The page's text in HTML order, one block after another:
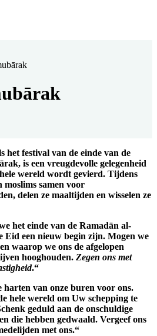
het festival van de einde van de
is een vreugdevolle gelegenheid
wereld wordt gevierd. Tijdens
moslims samen voor
delen ze maaltijden en wisselen ze
het einde van de Ramadān al-
Eid een nieuw begin zijn. Mogen we
waarop we ons de afgelopen
hooghouden. Zegen ons met
.“
harten van onze buren voor ons.
hele wereld om Uw schepping te
geduld aan de onschuldige
die hebben gedwaald. Vergeef ons
met ons.“